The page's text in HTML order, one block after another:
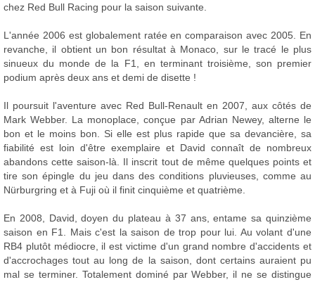
chez Red Bull Racing pour la saison suivante.
L'année 2006 est globalement ratée en comparaison avec 2005. En
revanche, il obtient un bon résultat à Monaco, sur le tracé le plus
sinueux du monde de la F1, en terminant troisième, son premier
podium après deux ans et demi de disette !
Il poursuit l'aventure avec Red Bull-Renault en 2007, aux côtés de
Mark Webber. La monoplace, conçue par Adrian Newey, alterne le
bon et le moins bon. Si elle est plus rapide que sa devancière, sa
fiabilité est loin d'être exemplaire et David connaît de nombreux
abandons cette saison-là. Il inscrit tout de même quelques points et
tire son épingle du jeu dans des conditions pluvieuses, comme au
Nürburgring et à Fuji où il finit cinquième et quatrième.
En 2008, David, doyen du plateau à 37 ans, entame sa quinzième
saison en F1. Mais c'est la saison de trop pour lui. Au volant d'une
RB4 plutôt médiocre, il est victime d'un grand nombre d'accidents et
d'accrochages tout au long de la saison, dont certains auraient pu
mal se terminer. Totalement dominé par Webber, il ne se distingue